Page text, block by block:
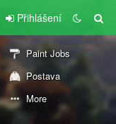
Přihlášení
Paint Jobs
Postava
More